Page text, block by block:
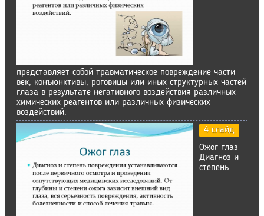
представляет собой травматическое повреждение части
век, конъюнктивы, роговицы или иных структурных частей
глаза в результате негативного воздействия различных
химических реагентов или различных физических
воздействий.
4 слайд
Ожог глаз
Диагноз и
степень